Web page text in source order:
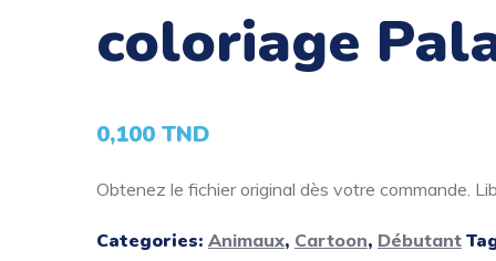
coloriage
0,100 TND
Obtenez le fichier original dès votre commande.
Categories: Animaux, Cartoon, Débutant